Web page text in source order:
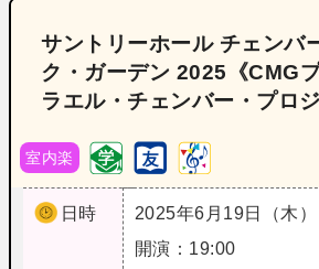
サントリーホール チェンバ
ク・ガーデン 2025《CMG
ラエル・チェンバー・プロ
室内楽
日時
2025年6月19日（木）
開演：19:00